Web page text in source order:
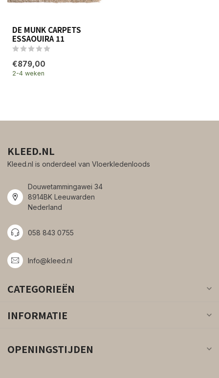
DE MUNK CARPETS
ESSAOUIRA 11
€879,00
2-4 weken
KLEED.NL
Kleed.nl is onderdeel van Vloerkledenloods
Douwetammingawei 34
8914BK Leeuwarden
Nederland
058 843 0755
Info@kleed.nl
CATEGORIEËN
INFORMATIE
OPENINGSTIJDEN